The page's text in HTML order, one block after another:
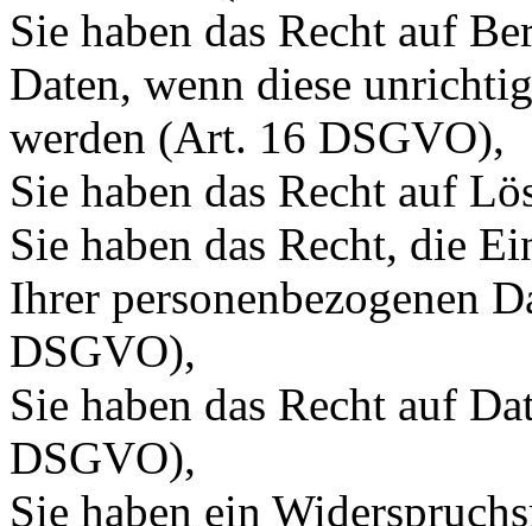
Sie haben das Recht auf
Daten, wenn diese
werden (Art. 16 DSGVO),
Sie haben das Recht auf
Sie haben das Recht, die
Ihrer personenbezogenen
DSGVO),
Sie haben das Recht auf
DSGVO),
Sie haben ein